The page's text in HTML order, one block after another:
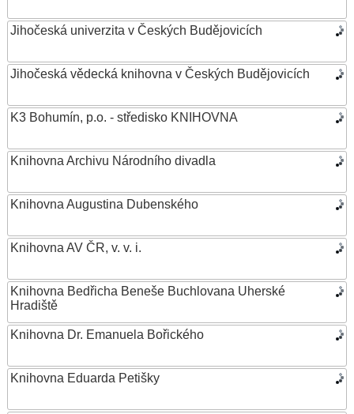
Jihočeská univerzita v Českých Budějovicích
Jihočeská vědecká knihovna v Českých Budějovicích
K3 Bohumín, p.o. - středisko KNIHOVNA
Knihovna Archivu Národního divadla
Knihovna Augustina Dubenského
Knihovna AV ČR, v. v. i.
Knihovna Bedřicha Beneše Buchlovana Uherské
Hradiště
Knihovna Dr. Emanuela Bořického
Knihovna Eduarda Petišky